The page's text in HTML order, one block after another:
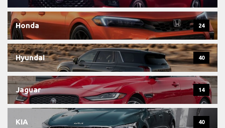
Honda 24
Hyundai 40
Jaguar 14
KIA 40